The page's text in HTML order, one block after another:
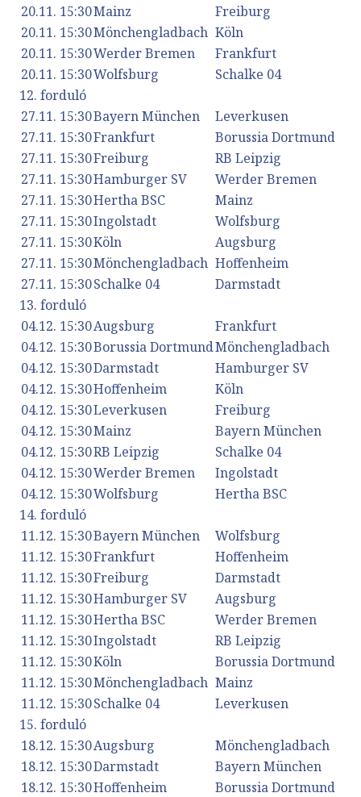
20.11. 15:30Mainz
Freiburg
20.11. 15:30Mönchengladbach Köln
20.11. 15:30Werder Bremen
Frankfurt
20.11. 15:30Wolfsburg
Schalke 04
12. forduló
27.11. 15:30Bayern München
Leverkusen
27.11. 15:30Frankfurt
Borussia Dortmund
27.11. 15:30Freiburg
RB Leipzig
27.11. 15:30Hamburger SV
Werder Bremen
27.11. 15:30Hertha BSC
Mainz
27.11. 15:30Ingolstadt
Wolfsburg
27.11. 15:30Köln
Augsburg
27.11. 15:30Mönchengladbach Hoffenheim
27.11. 15:30Schalke 04
Darmstadt
13. forduló
04.12. 15:30Augsburg
Frankfurt
04.12. 15:30Borussia DortmundMönchengladbach
04.12. 15:30Darmstadt
Hamburger SV
04.12. 15:30Hoffenheim
Köln
04.12. 15:30Leverkusen
Freiburg
04.12. 15:30Mainz
Bayern München
04.12. 15:30RB Leipzig
Schalke 04
04.12. 15:30Werder Bremen
Ingolstadt
04.12. 15:30Wolfsburg
Hertha BSC
14. forduló
11.12. 15:30Bayern München
Wolfsburg
11.12. 15:30Frankfurt
Hoffenheim
11.12. 15:30Freiburg
Darmstadt
11.12. 15:30Hamburger SV
Augsburg
11.12. 15:30Hertha BSC
Werder Bremen
11.12. 15:30Ingolstadt
RB Leipzig
11.12. 15:30Köln
Borussia Dortmund
11.12. 15:30Mönchengladbach Mainz
11.12. 15:30Schalke 04
Leverkusen
15. forduló
18.12. 15:30Augsburg
Mönchengladbach
18.12. 15:30Darmstadt
Bayern München
18.12. 15:30Hoffenheim
Borussia Dortmund